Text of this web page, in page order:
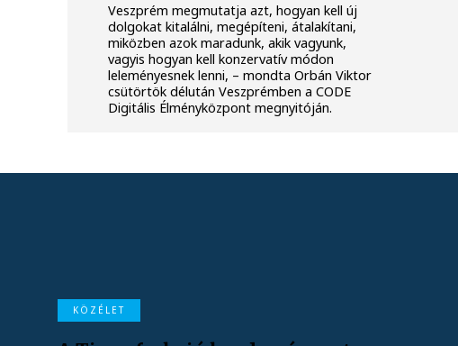
Veszprém megmutatja azt, hogyan kell új
dolgokat kitalálni, megépíteni, átalakítani,
miközben azok maradunk, akik vagyunk,
vagyis hogyan kell konzervatív módon
leleményesnek lenni, – mondta Orbán Viktor
csütörtök délután Veszprémben a CODE
Digitális Élményközpont megnyitóján.
KÖZÉLET